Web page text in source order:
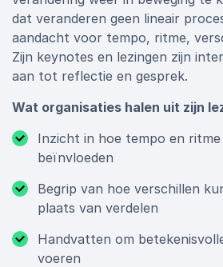
dat veranderen geen lineair
aandacht voor tempo, ritme,
Zijn keynotes en lezingen zijn
aan tot reflectie en gesprek.
Wat organisaties halen uit zijn
Inzicht in hoe tempo en ritme
beïnvloeden
Begrip van hoe verschillen
plaats van verdelen
Handvatten om
voeren